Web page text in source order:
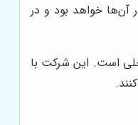
آن‌ها خواهد بود و در
است. این شرکت با